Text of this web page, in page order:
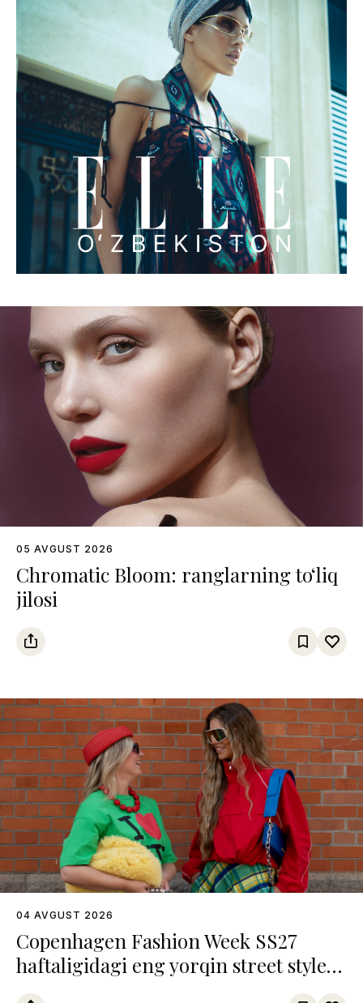
05 AVGUST 2026
Chromatic Bloom: ranglarning to‘liq
jilosi
04 AVGUST 2026
Copenhagen Fashion Week SS27
haftaligidagi eng yorqin street style
obrazlar